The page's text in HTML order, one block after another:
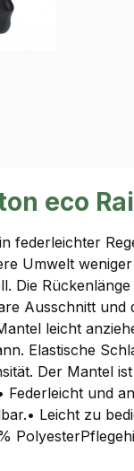
eco
federleichter
Umwelt
Die
Ausschnitt
leicht
Elastische
Der Mantel
und
Leicht zu